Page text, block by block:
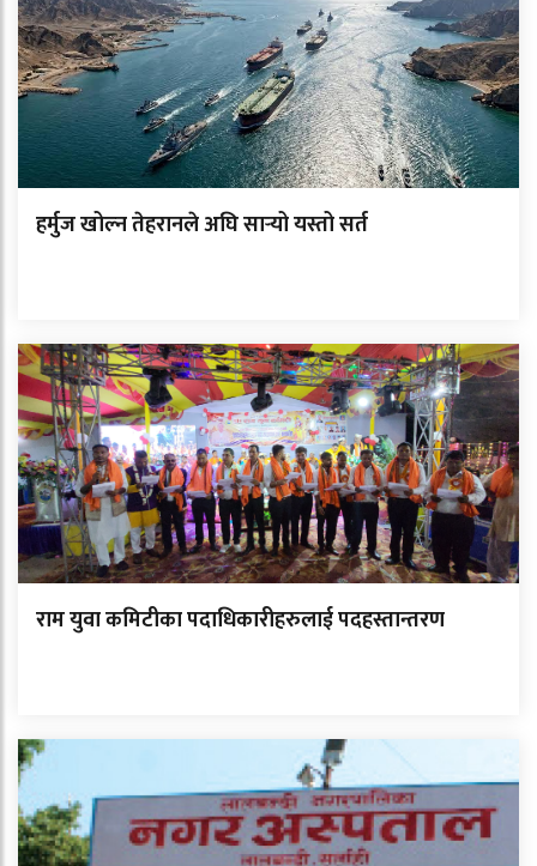
हर्मुज खोल्न तेहरानले अघि सार्‍यो यस्तो सर्त
राम युवा कमिटीका पदाधिकारीहरुलाई पदहस्तान्तरण